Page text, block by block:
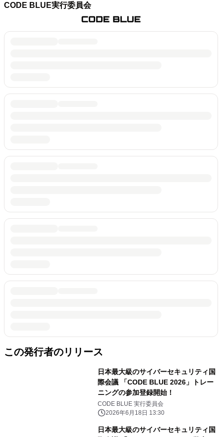
CODE BLUE実行委員会
この発行者のリリース
日本最大級のサイバーセキュリティ国
際会議 「CODE BLUE 2026」トレー
ニングの参加登録開始！
CODE BLUE 実行委員会
2026年6月18日 13:30
日本最大級のサイバーセキュリティ国